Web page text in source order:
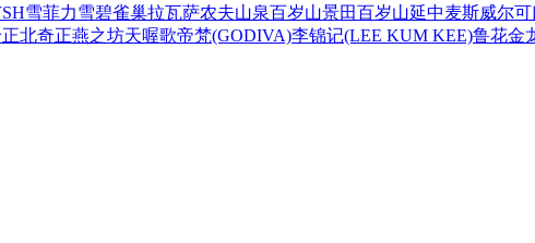
SH雪菲力雪碧雀巢拉瓦萨农夫山泉百岁山景田百岁山延中麦斯威尔可
正北奇正燕之坊天喔歌帝梵(GODIVA)李锦记(LEE KUM KEE)鲁花金